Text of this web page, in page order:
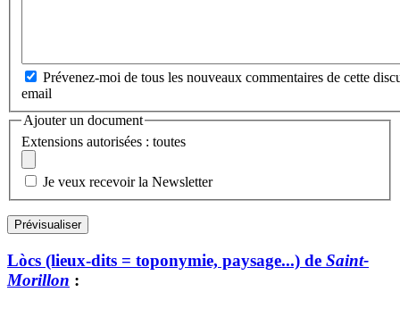
Prévenez-moi de tous les nouveaux commentaires de cette
email
Ajouter un document
Extensions autorisées : toutes
Je veux recevoir la Newsletter
Lòcs (lieux-dits = toponymie, paysage...) de Saint-
Morillon :